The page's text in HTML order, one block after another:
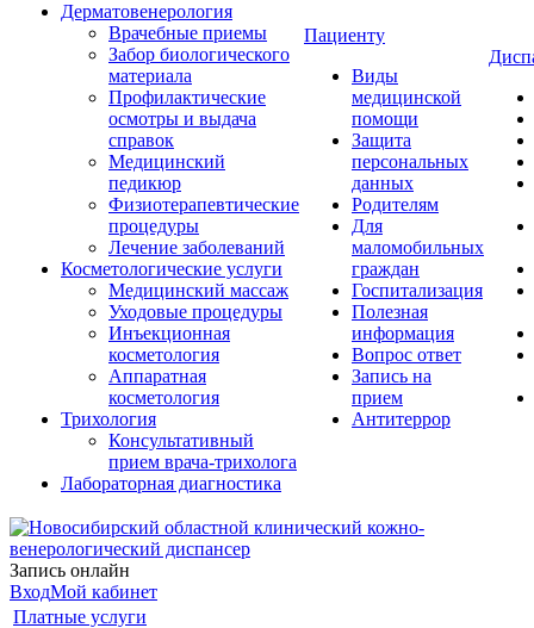
Дерматовенерология
Врачебные приемы
Забор биологического
материала
Профилактические
осмотры и выдача
справок
Медицинский
педикюр
Физиотерапевтические
процедуры
Лечение заболеваний
Косметологические услуги
Медицинский массаж
Уходовые процедуры
Инъекционная
косметология
Аппаратная
косметология
Трихология
Консультативный
прием врача-трихолога
Лабораторная диагностика
Пациенту
Виды
медицинской
помощи
Защита
персональных
данных
Родителям
Для
маломобильных
граждан
Госпитализация
Полезная
информация
Вопрос ответ
Запись на
прием
Антитеррор
Запись онлайн
ВходМой кабинет
Платные услуги